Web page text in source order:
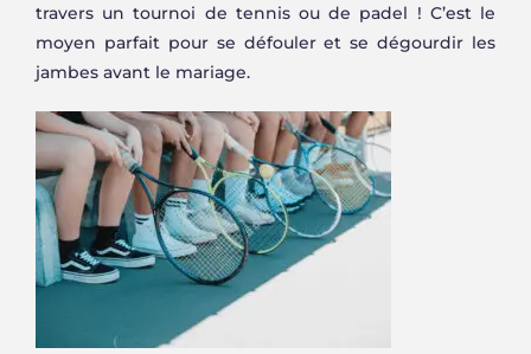
travers un tournoi de tennis ou de padel ! C’est le
moyen parfait pour se défouler et se dégourdir les
jambes avant le mariage.